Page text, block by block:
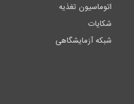
اتوماسیون تغذیه
شکایات
شبکه آزمایشگاهی